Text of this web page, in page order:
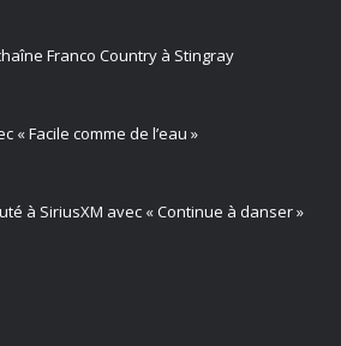
Franco Country à Stingray
« Facile comme de l’eau »
à SiriusXM avec « Continue à danser »